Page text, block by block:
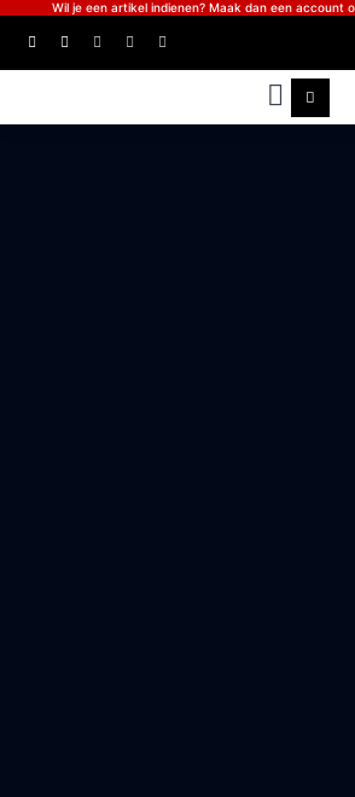
Wil je een artikel indienen? Maak dan een account